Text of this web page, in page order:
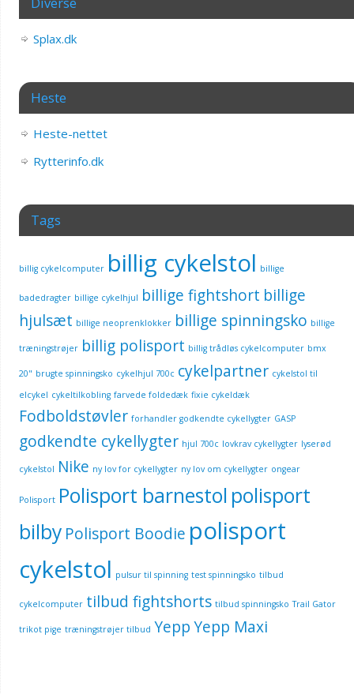
Splax.dk
Heste
Heste-nettet
Rytterinfo.dk
Tags
billig cykelcomputer billig cykelstol billige
badedragter billige cykelhjul billige fightshort billige
hjulsæt billige neoprenklokker billige spinningsko billige
træningstrøjer billig polisport billig trådløs cykelcomputer bmx
20" brugte spinningsko cykelhjul 700c cykelpartner cykelstol til
elcykel cykeltilkobling farvede foldedæk fixie cykeldæk
Fodboldstøvler forhandler godkendte cykellygter GASP
godkendte cykellygter hjul 700c lovkrav cykellygter lyserød
cykelstol Nike ny lov for cykellygter ny lov om cykellygter ongear
Polisport Polisport barnestol polisport
bilby Polisport Boodie polisport
cykelstol pulsur til spinning test spinningsko tilbud
cykelcomputer tilbud fightshorts tilbud spinningsko Trail Gator
trikot pige træningstrøjer tilbud YeppYepp Maxi